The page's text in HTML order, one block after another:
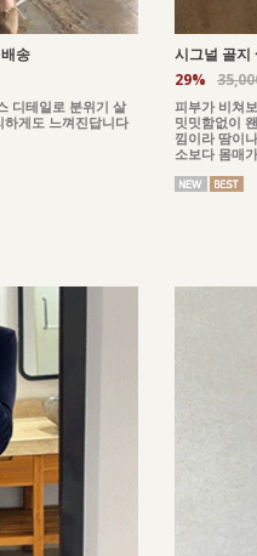
송
디테일로 분위기 살
게도 느껴진답니다
시그널 골
29%
피부가 비쳐
밋밋함없이
낌이라 땀이
소보다 몸매